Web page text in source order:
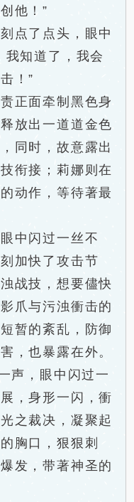
他！”
了点头，眼中
我知道了，我会
！”
正面牵制黑色身
放出一道道金色
同时，故意露出
衔接；莉娜则在
动作，等待著最
中闪过一丝不
加快了攻击节
战技，想要儘快
爪与污浊衝击的
暂的紊乱，防御
，也暴露在外。
，眼中闪过一
，身形一闪，衝
之裁决，凝聚起
胸口，狠狠刺
发，带著神圣的